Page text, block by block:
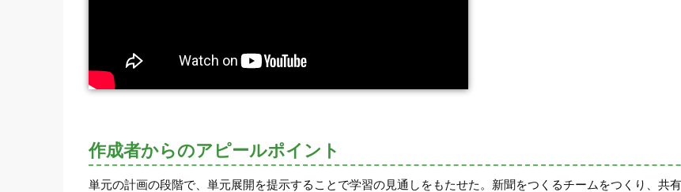
作成者からのアピールポイント
単元の計画の段階で、単元展開を提示することで学習の見通しをもたせた。新聞をつくるチームをつくり、共